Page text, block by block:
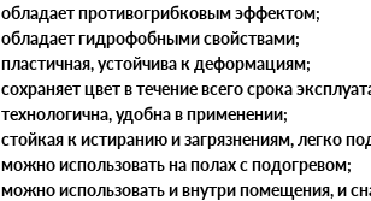
обладает противогрибковым эффектом;
обладает гидрофобными свойствами;
пластичная, устойчива к деформациям;
сохраняет цвет в течение всего срока
технологична, удобна в применении;
стойкая к истиранию и загрязнениям, легко
можно использовать на полах с подогревом;
можно использовать и внутри помещения, и